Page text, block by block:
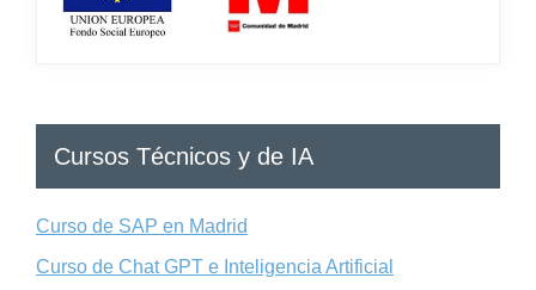
Cursos Técnicos y de IA
Curso de SAP en Madrid
Curso de Chat GPT e Inteligencia Artificial